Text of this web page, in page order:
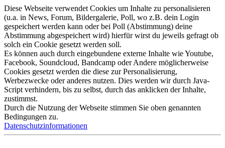
Diese Webseite verwendet Cookies um Inhalte zu personalisieren
(u.a. in News, Forum, Bildergalerie, Poll, wo z.B. dein Login
gespeichert werden kann oder bei Poll (Abstimmung) deine
Abstimmung abgespeichert wird) hierfür wirst du jeweils gefragt ob
solch ein Cookie gesetzt werden soll.
Es können auch durch eingebundene externe Inhalte wie Youtube,
Facebook, Soundcloud, Bandcamp oder Andere möglicherweise
Cookies gesetzt werden die diese zur Personalisierung,
Werbezwecke oder anderes nutzen. Dies werden wir durch Java-
Script verhindern, bis zu selbst, durch das anklicken der Inhalte,
zustimmst.
Durch die Nutzung der Webseite stimmen Sie oben genannten
Bedingungen zu.
Datenschutzinformationen